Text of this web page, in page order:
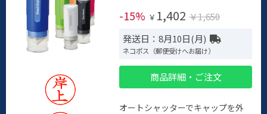
-15% ￥ 1,402 ￥1,650
発送日：8月10日(月)
ネコポス（郵便受けへお届け）
商品詳細・ご注文
オートシャッターでキャップを外